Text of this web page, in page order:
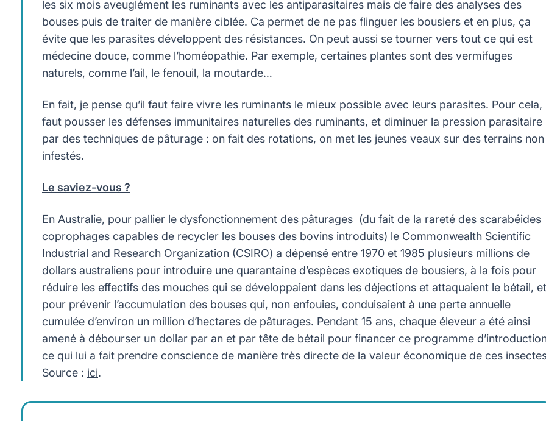
les six mois aveuglément les ruminants avec les antiparasitaires mais de faire des analyses des
bouses puis de traiter de manière ciblée. Ca permet de ne pas flinguer les bousiers et en plus, ça
évite que les parasites développent des résistances. On peut aussi se tourner vers tout ce qui est
médecine douce, comme l’homéopathie. Par exemple, certaines plantes sont des vermifuges
naturels, comme l’ail, le fenouil, la moutarde…
En fait, je pense qu’il faut faire vivre les ruminants le mieux possible avec leurs parasites. Pour cela,
faut pousser les défenses immunitaires naturelles des ruminants, et diminuer la pression parasitaire
par des techniques de pâturage : on fait des rotations, on met les jeunes veaux sur des terrains non
infestés.
Le saviez-vous ?
En Australie, pour pallier le dysfonctionnement des pâturages (du fait de la rareté des scarabéides
coprophages capables de recycler les bouses des bovins introduits) le Commonwealth Scientific
Industrial and Research Organization (CSIRO) a dépensé entre 1970 et 1985 plusieurs millions de
dollars australiens pour introduire une quarantaine d’espèces exotiques de bousiers, à la fois pour
réduire les effectifs des mouches qui se développaient dans les déjections et attaquaient le bétail, et
pour prévenir l’accumulation des bouses qui, non enfouies, conduisaient à une perte annuelle
cumulée d’environ un million d’hectares de pâturages. Pendant 15 ans, chaque éleveur a été ainsi
amené à débourser un dollar par an et par tête de bétail pour financer ce programme
ce qui lui a fait prendre conscience de manière très directe de la valeur économique de ces
Source : ici.